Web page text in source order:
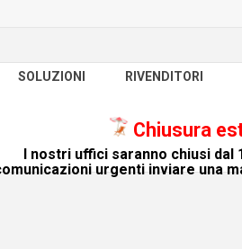
SOLUZIONI RIVENDITORI
Chiusura
I nostri uffici saranno chiusi dal
urgenti inviare una